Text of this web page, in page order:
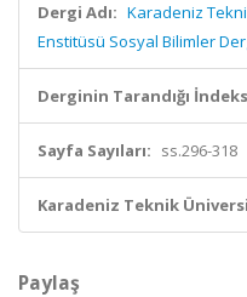
Dergi Adı: Karadeniz
Enstitüsü Sosyal Bilimler
Derginin Tarandığı
Sayfa Sayıları: ss.296-318
Karadeniz Teknik
Paylaş